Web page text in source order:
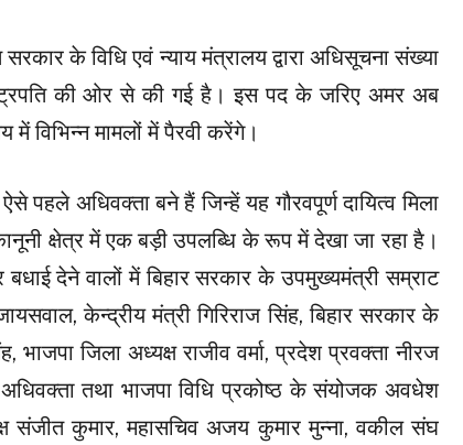
के विधि एवं न्याय मंत्रालय द्वारा अधिसूचना संख्या
की ओर से की गई है। इस पद के जरिए अमर अब
विभिन्न मामलों में पैरवी करेंगे।
अधिवक्ता बने हैं जिन्हें यह गौरवपूर्ण दायित्व मिला
क्षेत्र में एक बड़ी उपलब्धि के रूप में देखा जा रहा है।
देने वालों में बिहार सरकार के उपमुख्यमंत्री सम्राट
केन्द्रीय मंत्री गिरिराज सिंह, बिहार सरकार के
जिला अध्यक्ष राजीव वर्मा, प्रदेश प्रवक्ता नीरज
अधिवक्ता तथा भाजपा विधि प्रकोष्ठ के संयोजक अवधेश
संजीत कुमार, महासचिव अजय कुमार मुन्ना, वकील संघ